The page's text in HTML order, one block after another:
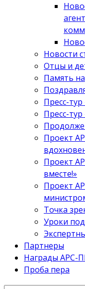
Новости
Отцы и
Память
Пресс-
Пресс-
Проект
Проект
вместе!»
Проект
Точка
Уроки
Партнеры
Награды АРС-
Проба пера